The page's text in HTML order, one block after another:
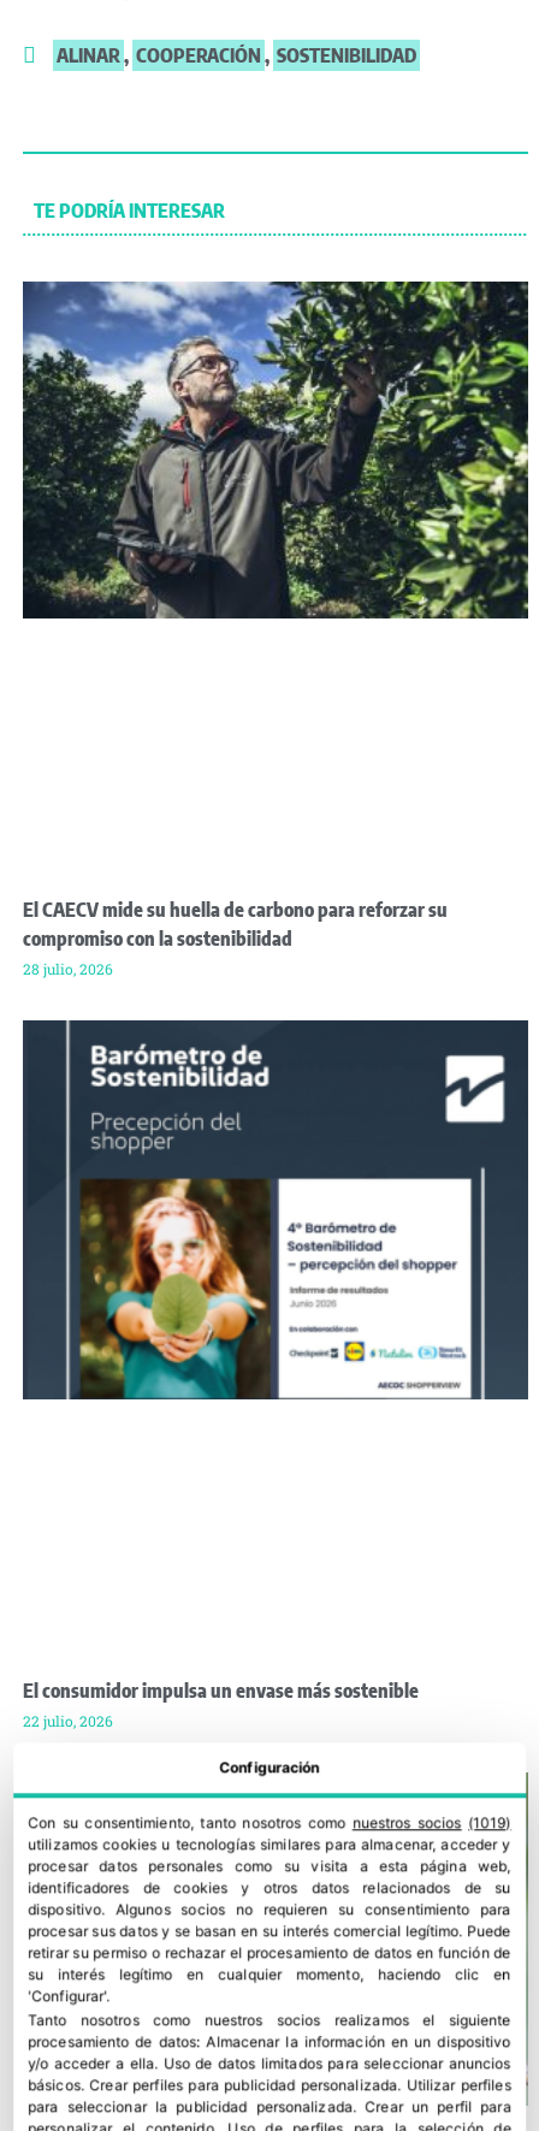
ALINAR, COOPERACIÓN , SOSTENIBILIDAD
TE PODRÍA INTERESAR
El CAECV mide su huella de carbono para reforzar su
compromiso con la sostenibilidad
28 julio, 2026
El consumidor impulsa un envase más sostenible
22 julio, 2026
Configuración
Con su consentimiento, tanto nosotros como nuestros socios (1019)
utilizamos cookies u tecnologías similares para almacenar, acceder y
procesar datos personales como su visita a esta página web,
identificadores de cookies y otros datos relacionados de su
dispositivo. Algunos socios no requieren su consentimiento para
procesar sus datos y se basan en su interés comercial legítimo. Puede
retirar su permiso o rechazar el procesamiento de datos en función de
su interés legítimo en cualquier momento, haciendo clic en
'Configurar'.
Tanto nosotros como nuestros socios realizamos el siguiente
procesamiento de datos:Almacenar la información en un dispositivo
y/o acceder a ella. Uso de datos limitados para seleccionar anuncios
básicos.Crear perfiles para publicidad personalizada. Utilizar perfiles
para seleccionar la publicidad personalizada.Crear un perfil para